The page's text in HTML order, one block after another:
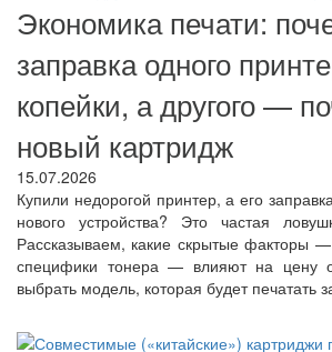
Экономика печати:
заправка одного
копейки, а другого —
новый картридж
15.07.2026
Купили недорогой принтер, а его
нового устройства? Это частая
Рассказываем, какие скрытые факторы
специфики тонера — влияют на цену
выбрать модель, которая будет печатать